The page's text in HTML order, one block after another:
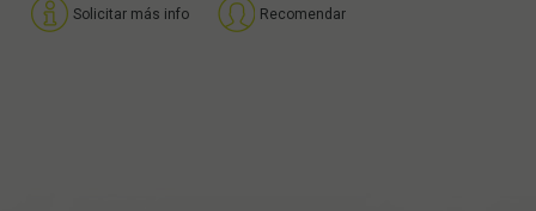
Solicitar más info Recomendar